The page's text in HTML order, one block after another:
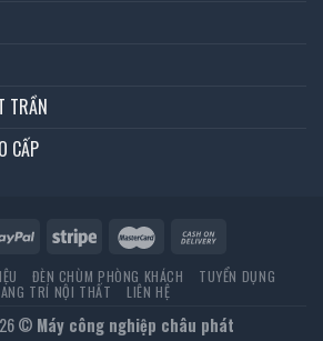
TRẦN
CẤP
ĐÈN CHÙM PHÒNG KHÁCH TUYỂN DỤNG
TRÍ NỘI THẤT LIÊN HỆ
© Máy công nghiệp châu phát